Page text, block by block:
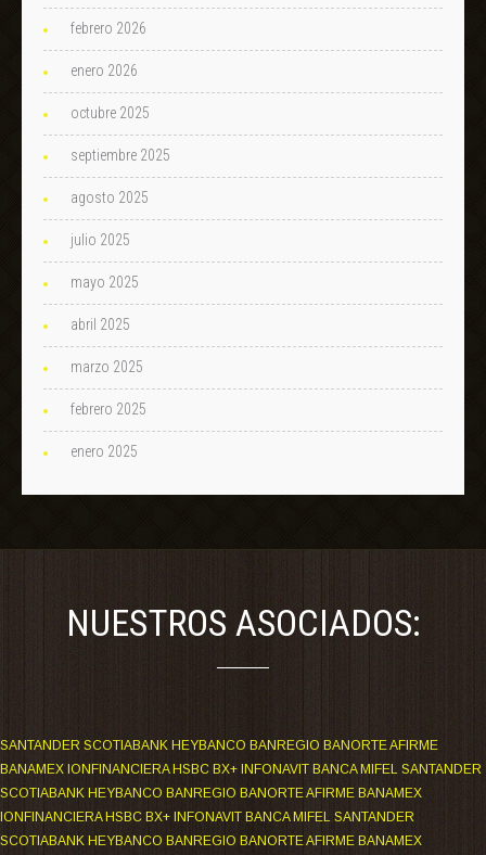
febrero 2026
enero 2026
octubre 2025
septiembre 2025
agosto 2025
julio 2025
mayo 2025
abril 2025
marzo 2025
febrero 2025
enero 2025
NUESTROS ASOCIADOS:
SANTANDER SCOTIABANK HEYBANCO BANREGIO BANORTE AFIRME
BANAMEX IONFINANCIERA HSBC BX+ INFONAVIT BANCA MIFEL SANTANDER
SCOTIABANK HEYBANCO BANREGIO BANORTE AFIRME BANAMEX
IONFINANCIERA HSBC BX+ INFONAVIT BANCA MIFEL SANTANDER
SCOTIABANK HEYBANCO BANREGIO BANORTE AFIRME BANAMEX